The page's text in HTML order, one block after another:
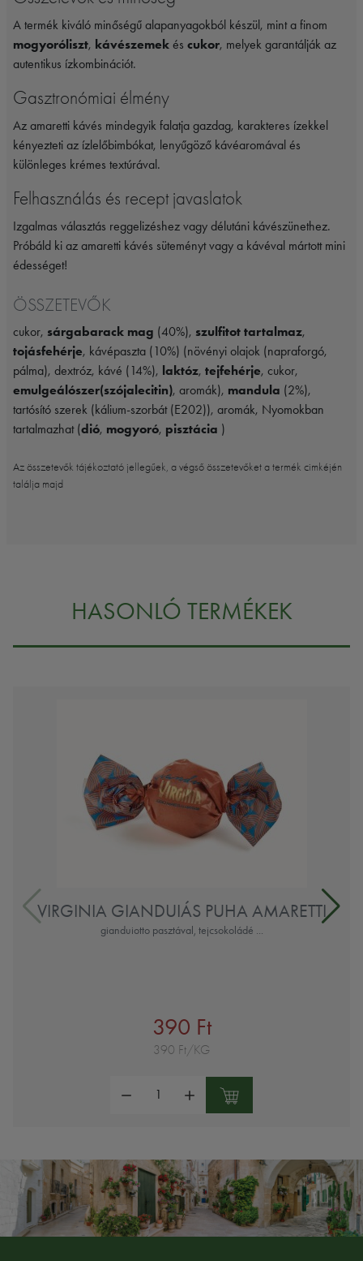
A termék kiváló minőségű alapanyagokból készül, mint a finom
mogyoróliszt, kávészemek és cukor, melyek garantálják az
autentikus ízkombinációt.
Gasztronómiai élmény
Az amaretti kávés mindegyik falatja gazdag, karakteres ízekkel
kényezteti az ízlelőbimbókat, lenyűgöző kávéaromával és
különleges krémes textúrával.
Felhasználás és recept javaslatok
Izgalmas választás reggelizéshez vagy délutáni kávészünethez.
Próbáld ki az amaretti kávés süteményt vagy a kávéval mártott mini
édességet!
ÖSSZETEVŐK
cukor, sárgabarack mag (40%), szulfitot tartalmaz,
tojásfehérje, kávépaszta (10%) (növényi olajok (napraforgó,
pálma), dextróz, kávé (14%), laktóz, tejfehérje, cukor,
emulgeálószer(szójalecitin), aromák), mandula (2%),
tartósító szerek (kálium-szorbát (E202)), aromák, Nyomokban
tartalmazhat (dió, mogyoró, pisztácia )
Az összetevők tájékoztató jellegűek, a végső összetevőket a termék cimkéjén
találja majd
HASONLÓ TERMÉKEK
VIRGINIA GIANDUIÁS PUHA AMARETTI
gianduiotto pasztával, tejcsokoládé ...
390 Ft
390 Ft/KG